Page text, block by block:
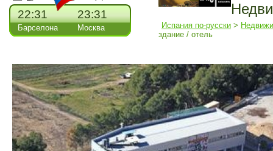
22:31
Барселона
23:31
Москва Испания по-русски >
здание / отель